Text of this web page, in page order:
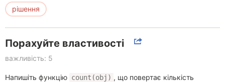
рішення
Порахуйте властивості
важливість: 5
Напишіть функцію count(obj) , що повертає кількість